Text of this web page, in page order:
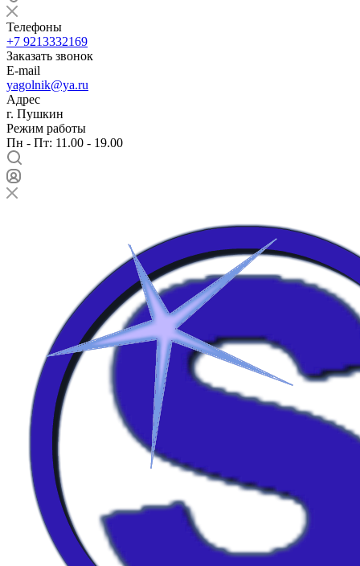
Телефоны
+7 9213332169
Заказать звонок
E-mail
yagolnik@ya.ru
Адрес
г. Пушкин
Режим работы
Пн - Пт: 11.00 - 19.00